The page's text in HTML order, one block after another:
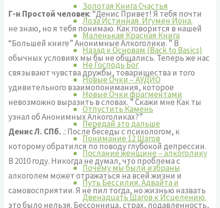
Золотая Книга Счастья
Лоза Истинная. Игумен Иона.
Маленькая Красная Книга
Назад к Основам (Back to Basics)
Не Господь Бог
Новые Очки – АУДИО
Новые Очки фрагментами
Отпустить Камень
Передай это дальше
Понимание 12 Шагов
Послание женщине – алкоголику
Почему мы были избраны
Путь Бессилия. Адвайта и
Двенадцать Шагов к Исцелению.
Г-н Простой человек: “Денис Привет! Я тебя почти
не знаю, но я тебя понимаю. Как говорится в нашей
“Большей книге” Анонимные Алкоголики. ” В
обычных условиях мы бы не общались. Теперь же нас
связывают чувства дружбы, товарищества и того
удивительного взаимопонимания, которое
невозможно выразить в словах. ” Скажи мне Как ты
узнал об Анонимных Алкоголиках?”
Денис Л. СПб..: После беседы с психологом, к
которому обратился по поводу глубокой депрессии.
В 2010 году. Никогда не думал, что проблема с
алкоголем может отражаться на всей жизни и
самовосприятии. Я не пил тогда, но жизнью назвать
это было нельзя. Бессонница, страх, подавленность,